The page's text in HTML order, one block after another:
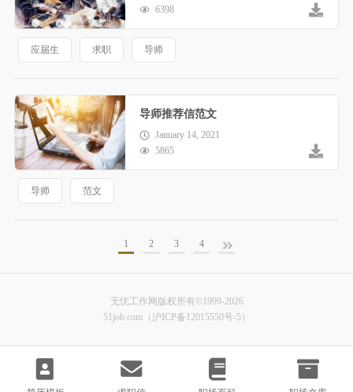
6398
应届生 求职 导师
导师推荐信范文
January 14, 2021
5865
导师 范文
1 2 3 4
无忧工作网版权所有©1999-2026
51job.com（沪ICP备12015550号-5）